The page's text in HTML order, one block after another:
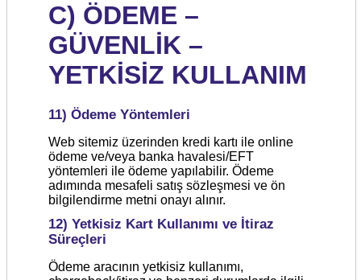
C) ÖDEME –
GÜVENLİK –
YETKİSİZ KULLANIM
11) Ödeme Yöntemleri
Web sitemiz üzerinden kredi kartı ile online
ödeme ve/veya banka havalesi/EFT
yöntemleri ile ödeme yapılabilir. Ödeme
adımında mesafeli satış sözleşmesi ve ön
bilgilendirme metni onayı alınır.
12) Yetkisiz Kart Kullanımı ve İtiraz
Süreçleri
Ödeme aracının yetkisiz kullanımı,